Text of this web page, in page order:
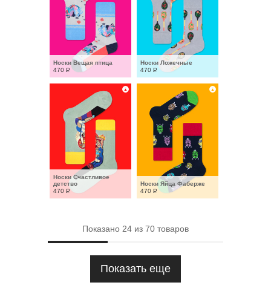
Носки Вещая птица
470 Р
Носки Ложечные
470 Р
Носки Счастливое
детство
470 Р
Носки Яйца Фаберже
470 Р
Показано 24 из 70 товаров
Показать еще